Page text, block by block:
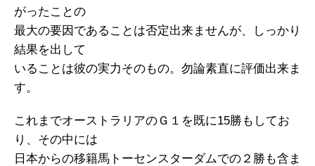
がったことの
最大の要因であることは否定出来ませんが、しっかり
結果を出して
いることは彼の実力そのもの。勿論素直に評価出来ま
す。
これまでオーストラリアのＧ１を既に15勝もしてお
り、その中には
日本からの移籍馬トーセンスターダムでの２勝も含ま